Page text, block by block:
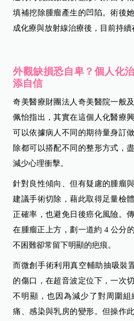
填補挖除腫瘤產生的凹陷。術後
成化療與放射線治療後，目前持續
外觀缺損恐自卑？個人化
添自信
奇美醫療財團法人奇美醫院一般
佩怡指出，其實在這個人化醫療
可以依據病人不同的期待量身訂
除都可以搭配不同的整形方式，
減少心理衝擊。
針對良性傾向、但有疑慮的腫瘤
建議手術切除，藉此取得足量檢
正確率，也避免日後癌化風險。
在腫瘤正上方，劃一道約 4 公分
不困難卻常留下明顯的疤痕。
而微創手術利用真空輔助抽吸裝
的傷口，在超音波定位下，一次
不明顯，也因為減少了對周圍
痛、感染與乳房的變形。但操作